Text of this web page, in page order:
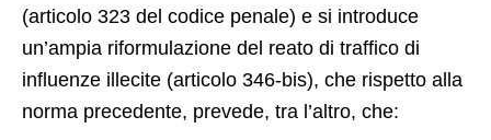
(articolo 323 del codice penale) e si introduce
un’ampia riformulazione del reato di traffico di
influenze illecite (articolo 346-bis), che rispetto alla
norma precedente, prevede, tra l’altro, che: